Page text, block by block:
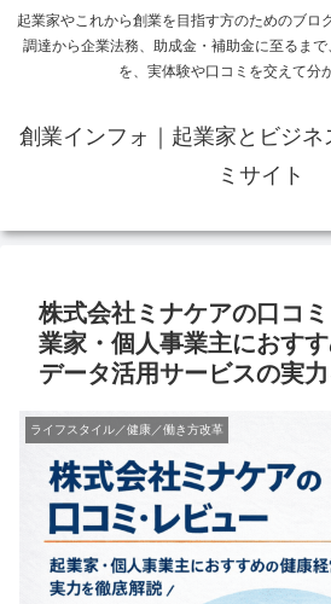
起業家やこれから創業を目指す方のためのブロ
調達から企業法務、助成金・補助金に至るま
を、実体験や口コミを交えて分
創業インフォ｜起業家とビジネ
ミサイト
株式会社ミナケアの口コ
業家・個人事業主におす
データ活用サービスの実
ライフスタイル／健康／働き方改革